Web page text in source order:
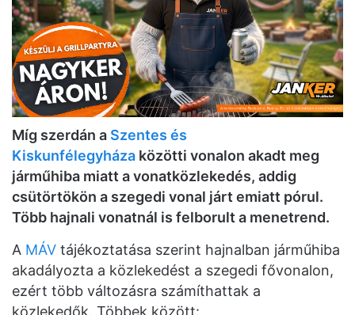
Míg szerdán a Szentes és
Kiskunfélegyháza közötti vonalon akadt meg
járműhiba miatt a vonatközlekedés, addig
csütörtökön a szegedi vonal járt emiatt pórul.
Több hajnali vonatnál is felborult a menetrend.
A MÁV tájékoztatása szerint hajnalban járműhiba
akadályozta a közlekedést a szegedi fővonalon,
ezért több változásra számíthattak a
közlekedők. Többek között: